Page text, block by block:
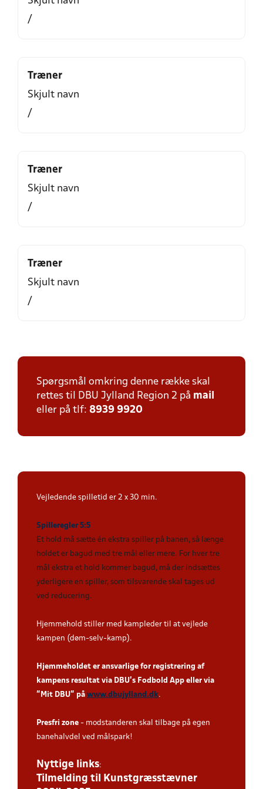
/
Træner
Skjult navn
/
Træner
Skjult navn
/
Træner
Skjult navn
/
Spørgsmål omkring denne række skal
rettes til DBU Jylland Region 2 på mail
eller på tlf: 8939 9920
Vejledende spilletid er 2 x 30 min.
Spilleregler 5:5
Et hold må sætte én ekstra spiller på banen, så længe
holdet er bagud med tre mål eller mere. For hver tre
mål ekstra et hold kommer bagud, må der indsættes
yderligere en spiller, som tilsvarende skal tages ud
ved reducering.
Hjemmehold stiller med kampleder til at vejlede
kampen (døm-selv-kamp).
Hjemmeholdet er ansvarlige for registrering af
kampens resultat via DBU’s Fodbold App eller via
”Mit DBU” på www.dbujylland.dk.
Presfri zone - modstanderen skal tilbage på egen
banehalvdel ved målspark!
Nyttige links:
Tilmelding til Kunstgræsstævner